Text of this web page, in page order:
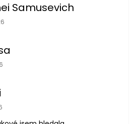
Samusevich
obchodu je 5 z 5 hviezdičiek.
obchodu je 5 z 5 hviezdičiek.
obchodu je 5 z 5 hviezdičiek.